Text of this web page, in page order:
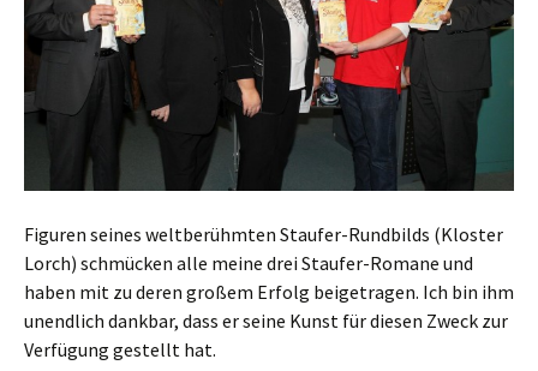
Figuren seines weltberühmten Staufer-Rundbilds (Kloster
Lorch) schmücken alle meine drei Staufer-Romane und
haben mit zu deren großem Erfolg beigetragen. Ich bin ihm
unendlich dankbar, dass er seine Kunst für diesen Zweck zur
Verfügung gestellt hat.